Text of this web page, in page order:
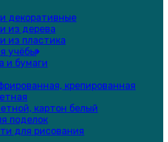
декоративные
из дерева
из пластика
учёбы
и бумаги
крепированная
картон белый
поделок
для рисования